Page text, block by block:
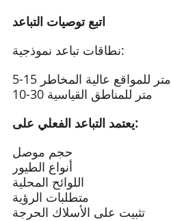
اتبع توصيات التباعد
نطاقات تباعد نموذجية:
5-15 متر للمواقع عالية المخاطر
10-30 متر للمناطق القياسية
يعتمد التباعد الفعلي على:
حجم موصل
أنواع الطيور
اللوائح المحلية
متطلبات الرؤية
تثبيت على الأسلاك الحرجة